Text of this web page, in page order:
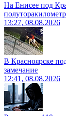
На Енисее под
13:27, 08.08.2026
В Красноярске
замечание
12:41, 08.08.2026